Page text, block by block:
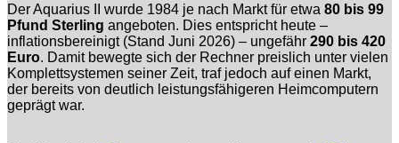
Der Aquarius II wurde 1984 je nach Markt für etwa 80 bis 99
Pfund Sterling angeboten. Dies entspricht heute –
inflationsbereinigt (Stand Juni 2026) – ungefähr 290 bis 420
Euro. Damit bewegte sich der Rechner preislich unter vielen
Komplettsystemen seiner Zeit, traf jedoch auf einen Markt,
der bereits von deutlich leistungsfähigeren Heimcomputern
geprägt war.